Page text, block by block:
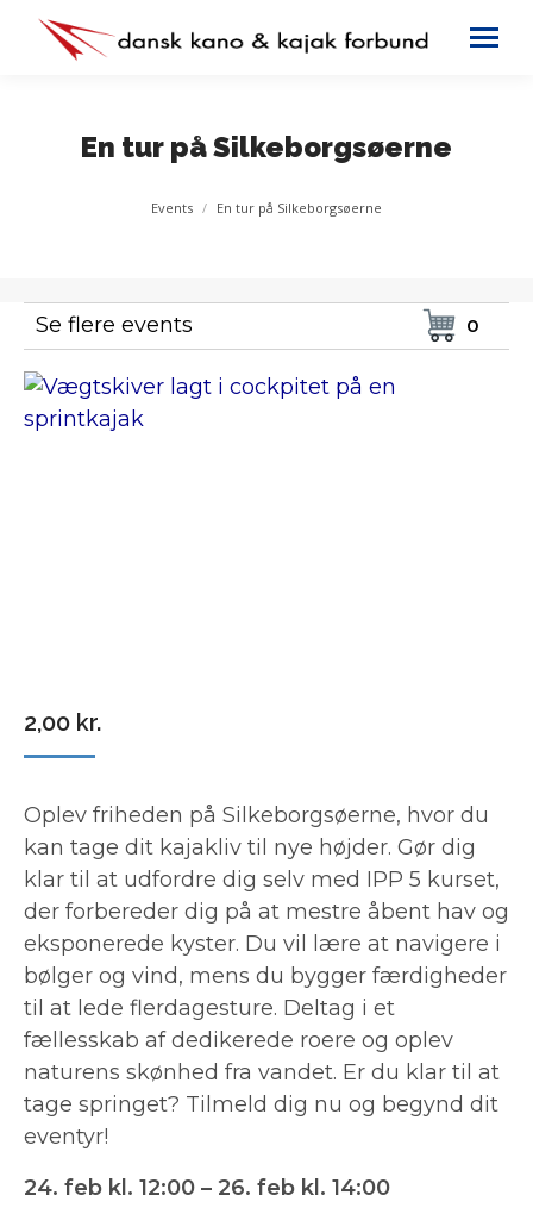
En tur på Silkeborgsøerne
You are here:
Events En tur på Silkeborgsøerne
Se flere events 0
2,00 kr.
Oplev friheden på Silkeborgsøerne, hvor du
kan tage dit kajakliv til nye højder. Gør dig
klar til at udfordre dig selv med IPP 5 kurset,
der forbereder dig på at mestre åbent hav og
eksponerede kyster. Du vil lære at navigere i
bølger og vind, mens du bygger færdigheder
til at lede flerdagesture. Deltag i et
fællesskab af dedikerede roere og oplev
naturens skønhed fra vandet. Er du klar til at
tage springet? Tilmeld dig nu og begynd dit
eventyr!
24. feb kl. 12:00 – 26. feb kl. 14:00